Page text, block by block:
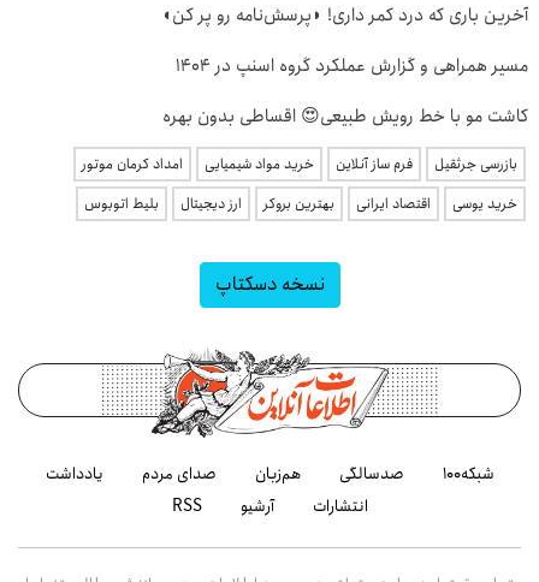
آخرین باری که درد کمر داری! ◗پرسش‌نامه رو پر کن◖
مسیر همراهی و گزارش عملکرد گروه اسنپ در ۱۴۰۴
کاشت مو با خط رویش طبیعی😍 اقساطی بدون بهره
بازرسی جرثقیل فرم ساز آنلاین خرید مواد شیمیایی
امداد کرمان موتور
خرید یوسی
اقتصاد ایرانی بهترین بروکر ارز دیجیتال بلیط اتوبوس
نسخه دسکتاپ
شبکه۱۰۰ صدسالگی هم‌زبان صدای مردم
یادداشت
انتشارات
آرشیو RSS